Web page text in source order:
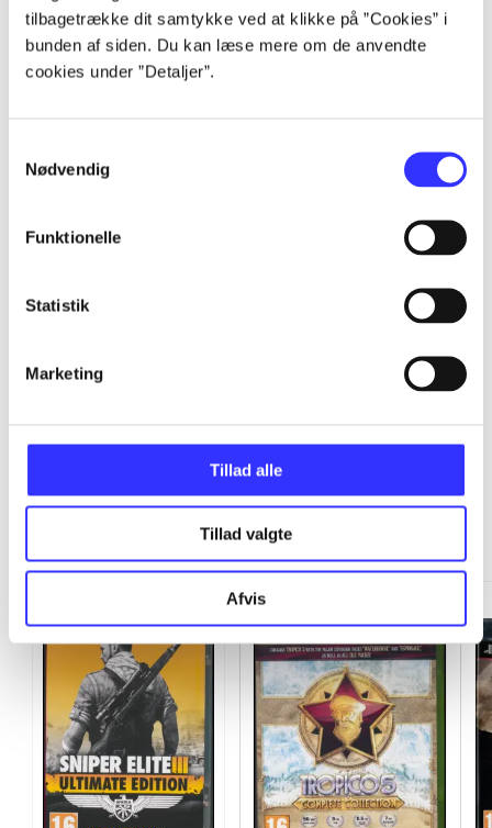
tilbagetrække dit samtykke ved at klikke på ”Cookies” i
bunden af siden. Du kan læse mere om de anvendte
cookies under ”Detaljer”.
Nødvendig
Funktionelle
Statistik
Marketing
Tillad alle
Tillad valgte
Afvis
Alle registrerede artikler fordelt på udgivelser
...